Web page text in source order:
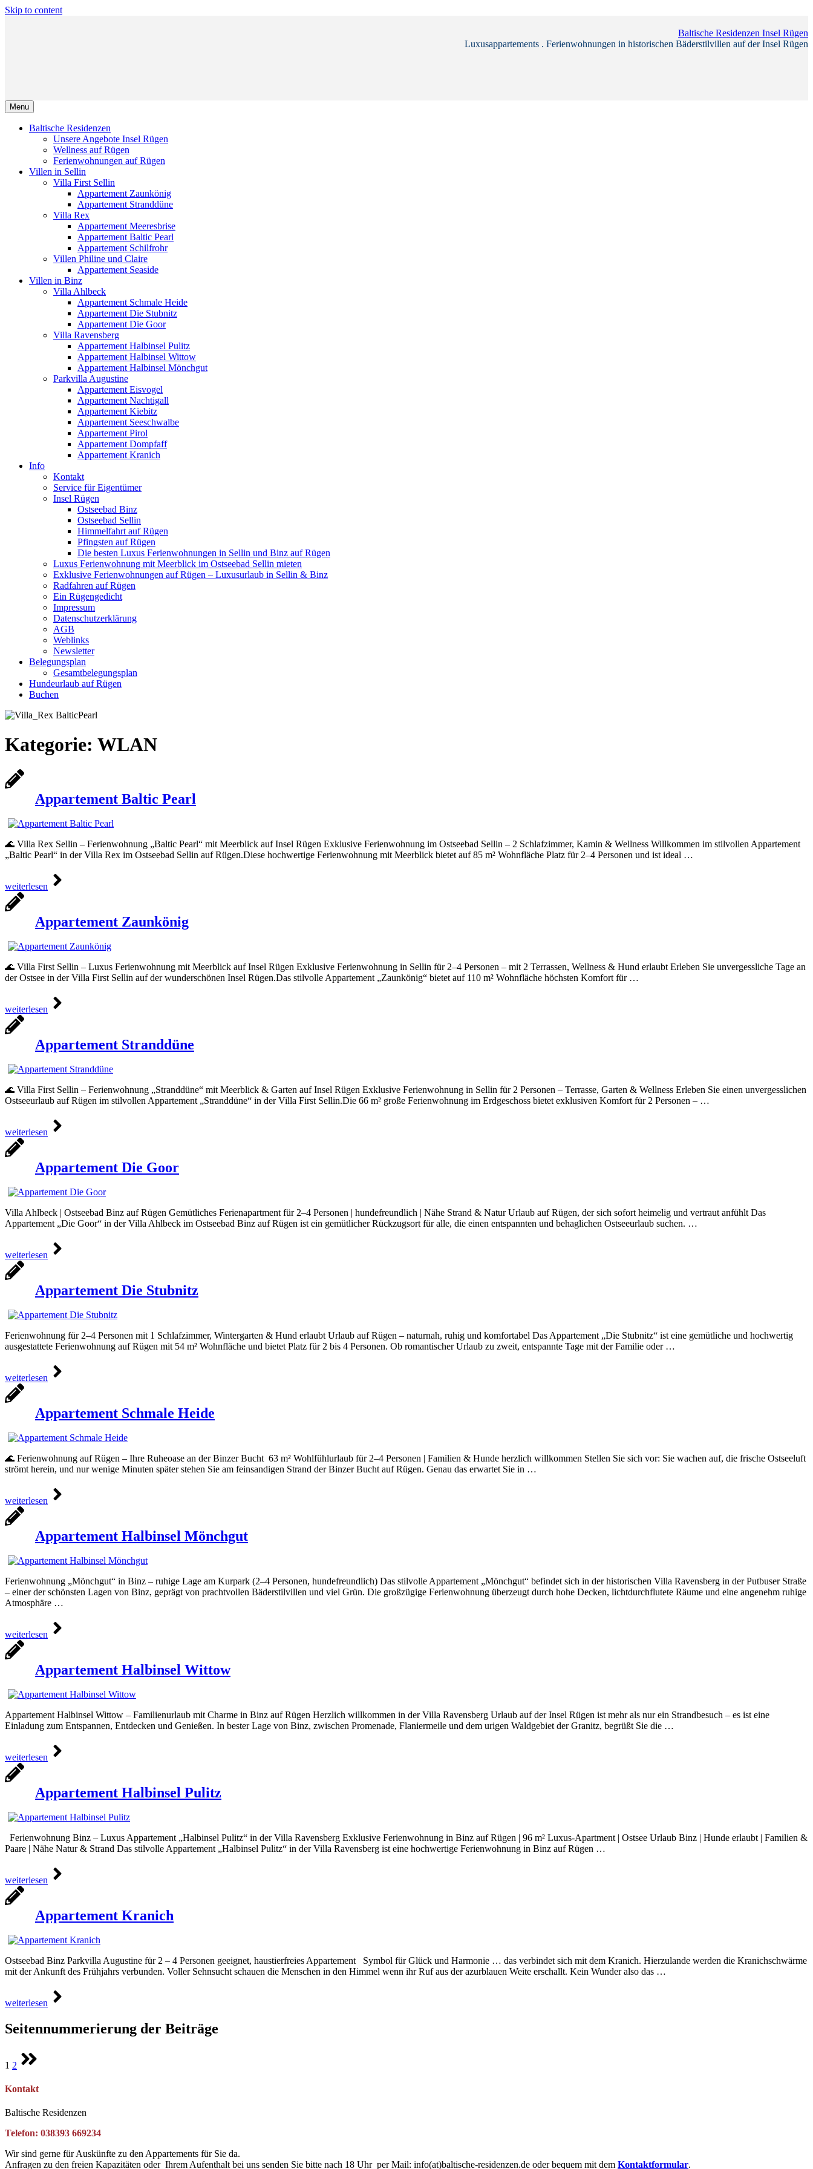
Skip to content
Baltische Residenzen Insel Rügen
Luxusappartements . Ferienwohnungen in historischen Bäderstilvillen auf der Insel Rügen
Menu
Baltische Residenzen
Unsere Angebote Insel Rügen
Wellness auf Rügen
Ferienwohnungen auf Rügen
Villen in Sellin
Villa First Sellin
Appartement Zaunkönig
Appartement Stranddüne
Villa Rex
Appartement Meeresbrise
Appartement Baltic Pearl
Appartement Schilfrohr
Villen Philine und Claire
Appartement Seaside
Villen in Binz
Villa Ahlbeck
Appartement Schmale Heide
Appartement Die Stubnitz
Appartement Die Goor
Villa Ravensberg
Appartement Halbinsel Pulitz
Appartement Halbinsel Wittow
Appartement Halbinsel Mönchgut
Parkvilla Augustine
Appartement Eisvogel
Appartement Nachtigall
Appartement Kiebitz
Appartement Seeschwalbe
Appartement Pirol
Appartement Dompfaff
Appartement Kranich
Info
Kontakt
Service für Eigentümer
Insel Rügen
Ostseebad Binz
Ostseebad Sellin
Himmelfahrt auf Rügen
Pfingsten auf Rügen
Die besten Luxus Ferienwohnungen in Sellin und Binz auf Rügen
Luxus Ferienwohnung mit Meerblick im Ostseebad Sellin mieten
Exklusive Ferienwohnungen auf Rügen – Luxusurlaub in Sellin & Binz
Radfahren auf Rügen
Ein Rügengedicht
Impressum
Datenschutzerklärung
AGB
Weblinks
Newsletter
Belegungsplan
Gesamtbelegungsplan
Hundeurlaub auf Rügen
Buchen
Kategorie: WLAN
Appartement Baltic Pearl
🌊 Villa Rex Sellin – Ferienwohnung „Baltic Pearl“ mit Meerblick auf Insel Rügen Exklusive Ferienwohnung im Ostseebad Sellin – 2 Schlafzimmer, Kamin & Wellness Willkommen im stilvollen Appartement
„Baltic Pearl“ in der Villa Rex im Ostseebad Sellin auf Rügen.Diese hochwertige Ferienwohnung mit Meerblick bietet auf 85 m² Wohnfläche Platz für 2–4 Personen und ist ideal …
weiterlesen
Appartement Zaunkönig
🌊 Villa First Sellin – Luxus Ferienwohnung mit Meerblick auf Insel Rügen Exklusive Ferienwohnung in Sellin für 2–4 Personen – mit 2 Terrassen, Wellness & Hund erlaubt Erleben Sie unvergessliche Tage an
der Ostsee in der Villa First Sellin auf der wunderschönen Insel Rügen.Das stilvolle Appartement „Zaunkönig“ bietet auf 110 m² Wohnfläche höchsten Komfort für …
weiterlesen
Appartement Stranddüne
🌊 Villa First Sellin – Ferienwohnung „Stranddüne“ mit Meerblick & Garten auf Insel Rügen Exklusive Ferienwohnung in Sellin für 2 Personen – Terrasse, Garten & Wellness Erleben Sie einen unvergesslichen
Ostseeurlaub auf Rügen im stilvollen Appartement „Stranddüne“ in der Villa First Sellin.Die 66 m² große Ferienwohnung im Erdgeschoss bietet exklusiven Komfort für 2 Personen – …
weiterlesen
Appartement Die Goor
Villa Ahlbeck | Ostseebad Binz auf Rügen Gemütliches Ferienapartment für 2–4 Personen | hundefreundlich | Nähe Strand & Natur Urlaub auf Rügen, der sich sofort heimelig und vertraut anfühlt Das
Appartement „Die Goor“ in der Villa Ahlbeck im Ostseebad Binz auf Rügen ist ein gemütlicher Rückzugsort für alle, die einen entspannten und behaglichen Ostseeurlaub suchen. …
weiterlesen
Appartement Die Stubnitz
Ferienwohnung für 2–4 Personen mit 1 Schlafzimmer, Wintergarten & Hund erlaubt Urlaub auf Rügen – naturnah, ruhig und komfortabel Das Appartement „Die Stubnitz“ ist eine gemütliche und hochwertig
ausgestattete Ferienwohnung auf Rügen mit 54 m² Wohnfläche und bietet Platz für 2 bis 4 Personen. Ob romantischer Urlaub zu zweit, entspannte Tage mit der Familie oder …
weiterlesen
Appartement Schmale Heide
🌊 Ferienwohnung auf Rügen – Ihre Ruheoase an der Binzer Bucht 63 m² Wohlfühlurlaub für 2–4 Personen | Familien & Hunde herzlich willkommen Stellen Sie sich vor: Sie wachen auf, die frische Ostseeluft
strömt herein, und nur wenige Minuten später stehen Sie am feinsandigen Strand der Binzer Bucht auf Rügen. Genau das erwartet Sie in …
weiterlesen
Appartement Halbinsel Mönchgut
Ferienwohnung „Mönchgut“ in Binz – ruhige Lage am Kurpark (2–4 Personen, hundefreundlich) Das stilvolle Appartement „Mönchgut“ befindet sich in der historischen Villa Ravensberg in der Putbuser Straße
– einer der schönsten Lagen von Binz, geprägt von prachtvollen Bäderstilvillen und viel Grün. Die großzügige Ferienwohnung überzeugt durch hohe Decken, lichtdurchflutete Räume und eine angenehm ruhige
Atmosphäre …
weiterlesen
Appartement Halbinsel Wittow
Appartement Halbinsel Wittow – Familienurlaub mit Charme in Binz auf Rügen Herzlich willkommen in der Villa Ravensberg Urlaub auf der Insel Rügen ist mehr als nur ein Strandbesuch – es ist eine
Einladung zum Entspannen, Entdecken und Genießen. In bester Lage von Binz, zwischen Promenade, Flaniermeile und dem urigen Waldgebiet der Granitz, begrüßt Sie die …
weiterlesen
Appartement Halbinsel Pulitz
Ferienwohnung Binz – Luxus Appartement „Halbinsel Pulitz“ in der Villa Ravensberg Exklusive Ferienwohnung in Binz auf Rügen | 96 m² Luxus-Apartment | Ostsee Urlaub Binz | Hunde erlaubt | Familien &
Paare | Nähe Natur & Strand Das stilvolle Appartement „Halbinsel Pulitz“ in der Villa Ravensberg ist eine hochwertige Ferienwohnung in Binz auf Rügen …
weiterlesen
Appartement Kranich
Ostseebad Binz Parkvilla Augustine für 2 – 4 Personen geeignet, haustierfreies Appartement Symbol für Glück und Harmonie … das verbindet sich mit dem Kranich. Hierzulande werden die Kranichschwärme
mit der Ankunft des Frühjahrs verbunden. Voller Sehnsucht schauen die Menschen in den Himmel wenn ihr Ruf aus der azurblauen Weite erschallt. Kein Wunder also das …
weiterlesen
Seitennummerierung der Beiträge
1 2
Kontakt
Baltische Residenzen
Telefon: 038393 669234
Wir sind gerne für Auskünfte zu den Appartements für Sie da.
Anfragen zu den freien Kapazitäten oder Ihrem Aufenthalt bei uns senden Sie bitte nach 18 Uhr per Mail: info(at)baltische-residenzen.de oder bequem mit dem Kontaktformular.